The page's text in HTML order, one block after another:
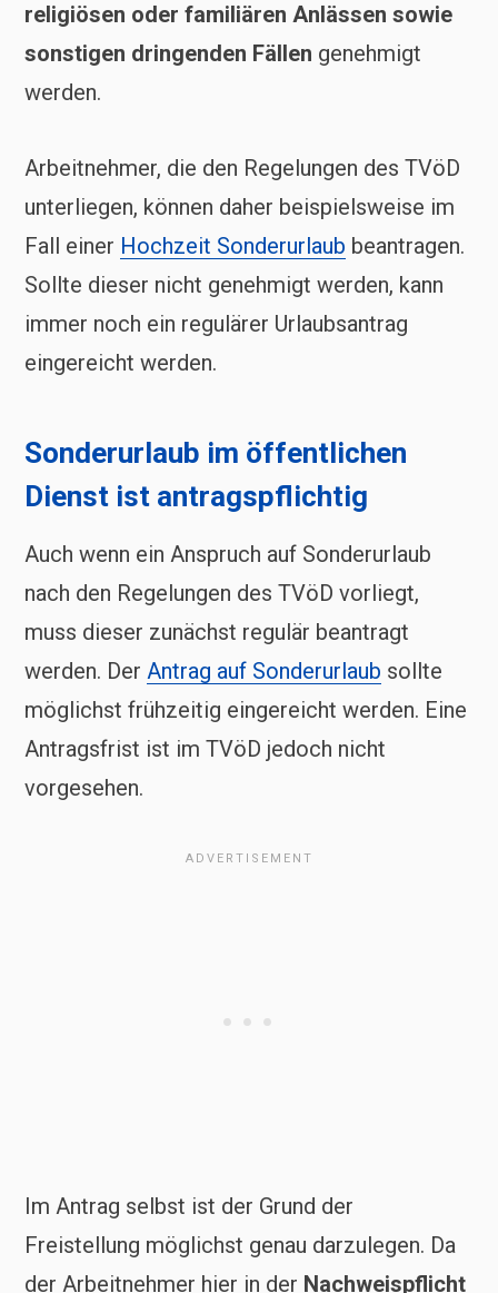
religiösen oder familiären Anlässen sowie
sonstigen dringenden Fällen genehmigt
werden.
Arbeitnehmer, die den Regelungen des TVöD
unterliegen, können daher beispielsweise im
Fall einer Hochzeit Sonderurlaub beantragen.
Sollte dieser nicht genehmigt werden, kann
immer noch ein regulärer Urlaubsantrag
eingereicht werden.
Sonderurlaub im öffentlichen
Dienst ist antragspflichtig
Auch wenn ein Anspruch auf Sonderurlaub
nach den Regelungen des TVöD vorliegt,
muss dieser zunächst regulär beantragt
werden. Der Antrag auf Sonderurlaub sollte
möglichst frühzeitig eingereicht werden. Eine
Antragsfrist ist im TVöD jedoch nicht
vorgesehen.
Im Antrag selbst ist der Grund der
Freistellung möglichst genau darzulegen. Da
der Arbeitnehmer hier in der Nachweispflicht